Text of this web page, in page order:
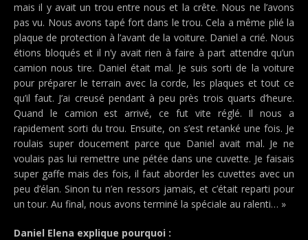
mais il y avait un trou entre nous et la crête. Nous ne l’avons
pas vu. Nous avons tapé fort dans le trou. Cela a même plié la
plaque de protection à l’avant de la voiture. Daniel a crié. Nous
étions bloqués et il n’y avait rien à faire à part attendre qu’un
camion nous tire. Daniel était mal. Je suis sorti de la voiture
pour préparer le terrain avec la corde, les plaques et tout ce
qu’il faut. J’ai creusé pendant à peu près trois quarts d’heure.
Quand le camion est arrivé, ce fut vite réglé. Il nous a
rapidement sorti du trou. Ensuite, on s’est retanké une fois. Je
roulais super doucement parce que Daniel avait mal. Je ne
voulais pas lui remettre une pétée dans une cuvette. Je faisais
super gaffe mais des fois, il faut aborder les cuvettes avec un
peu d’élan. Sinon tu n’en ressors jamais, et c’était reparti pour
un tour. Au final, nous avons terminé la spéciale au ralenti… »
Daniel Elena explique pourquoi :